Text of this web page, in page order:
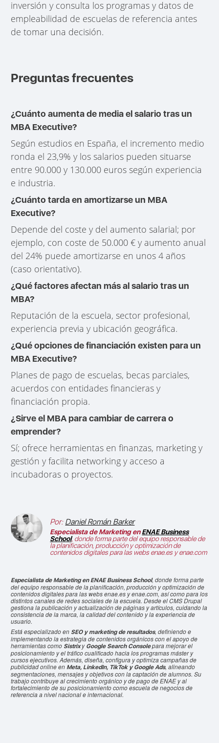
inversión y consulta los programas y datos de
empleabilidad de escuelas de referencia antes
de tomar una decisión.
Preguntas frecuentes
¿Cuánto aumenta de media el salario tras un
MBA Executive?
Según estudios en España, el incremento medio
ronda el 23,9% y los salarios pueden situarse
entre 90.000 y 130.000 euros según experiencia
e industria.
¿Cuánto tarda en amortizarse un MBA
Executive?
Depende del coste y del aumento salarial; por
ejemplo, con coste de 50.000 € y aumento anual
del 24% puede amortizarse en unos 4 años
(caso orientativo).
¿Qué factores afectan más al salario tras un
MBA?
Reputación de la escuela, sector profesional,
experiencia previa y ubicación geográfica.
¿Qué opciones de financiación existen para un
MBA Executive?
Planes de pago de escuelas, becas parciales,
acuerdos con entidades financieras y
financiación propia.
¿Sirve el MBA para cambiar de carrera o
emprender?
Sí; ofrece herramientas en finanzas, marketing y
gestión y facilita networking y acceso a
incubadoras o proyectos.
Por: Daniel Román Barker
Especialista de Marketing enENAE Business
School, donde forma parte del equipo responsable de
la planificación, producción y optimización de
contenidos digitales para las webs enae.es y enae.com
Especialista de Marketing en ENAE Business School, donde forma parte
del equipo responsable de la planificación, producción y optimización de
contenidos digitales para las webs enae.es y enae.com, así como para los
distintos canales de redes sociales de la escuela. Desde el CMS Drupal
gestiona la publicación y actualización de páginas y artículos, cuidando la
consistencia de la marca, la calidad del contenido y la experiencia de
usuario.
Está especializado en SEO y marketing de resultados, definiendo e
implementando la estrategia de contenidos orgánicos con el apoyo de
herramientas como Sistrixy Google Search Consolepara mejorar el
posicionamiento y el tráfico cualificado hacia los programas máster y
cursos ejecutivos. Además, diseña, configura y optimiza campañas de
publicidad online en Meta, LinkedIn, TikTok y Google Ads, alineando
segmentaciones, mensajes y objetivos con la captación de alumnos. Su
trabajo contribuye al crecimiento orgánico y de pago de ENAE y al
fortalecimiento de su posicionamiento como escuela de negocios de
referencia a nivel nacional e internacional.